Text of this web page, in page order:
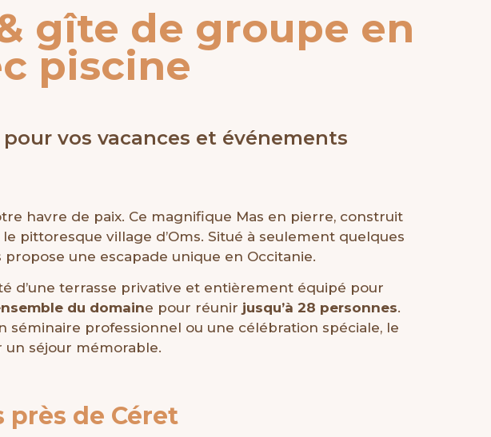
gîte de groupe en
piscine
vos vacances et événements
havre de paix. Ce magnifique Mas en pierre, construit
pittoresque village d’Oms. Situé à seulement quelques
une escapade unique en Occitanie.
d’une terrasse privative et entièrement équipé pour
du domaine pour réunir jusqu’à 28 personnes.
séminaire professionnel ou une célébration spéciale, le
un séjour mémorable.
de Céret